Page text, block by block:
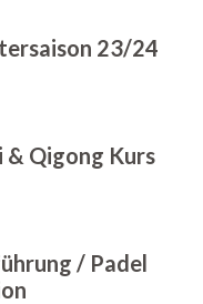
23/24
& Qigong Kurs
/ Padel